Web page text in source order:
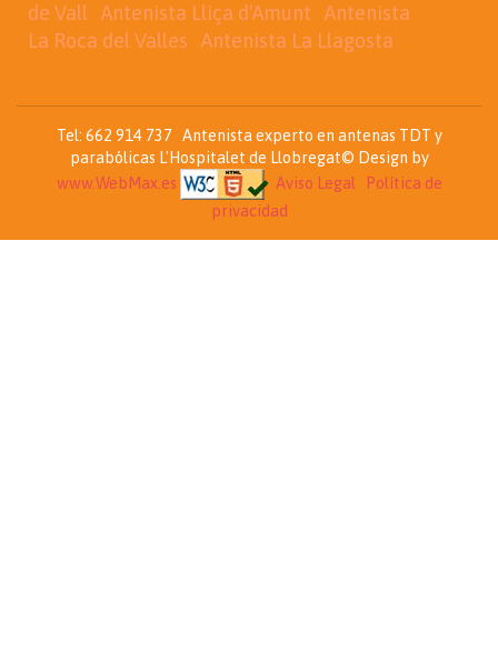
de Vall
Antenista Lliça d'Amunt
Antenista
La Roca del Valles
Antenista La Llagosta
Tel: 662 914 737 Antenista experto en antenas TDT y
parabólicas L'Hospitalet de Llobregat© Design by
www.WebMax.es
Aviso Legal
Política de
privacidad